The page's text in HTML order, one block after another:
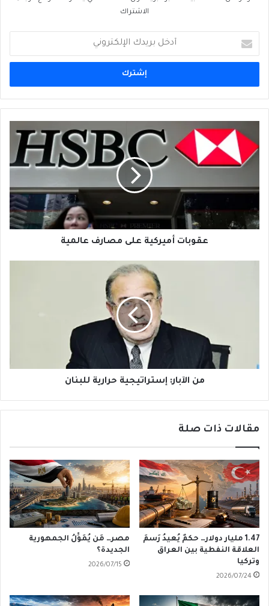
الاشتراك
بريدك
الإلكتروني
أميركية
على
مصارف
عقوبات أميركية على مصارف عالمية
من الآبار: إستراتيجية حرارية للبنان
مقالات ذات صلة
1.47 مليار دولار… حكمٌ يُعيدُ رَسمَ
العلاقة النفطية بين العراق
وتركيا
2026/07/24
مصر… مَن يُمَوِّلُ الجمهورية
الجديدة؟
2026/07/15